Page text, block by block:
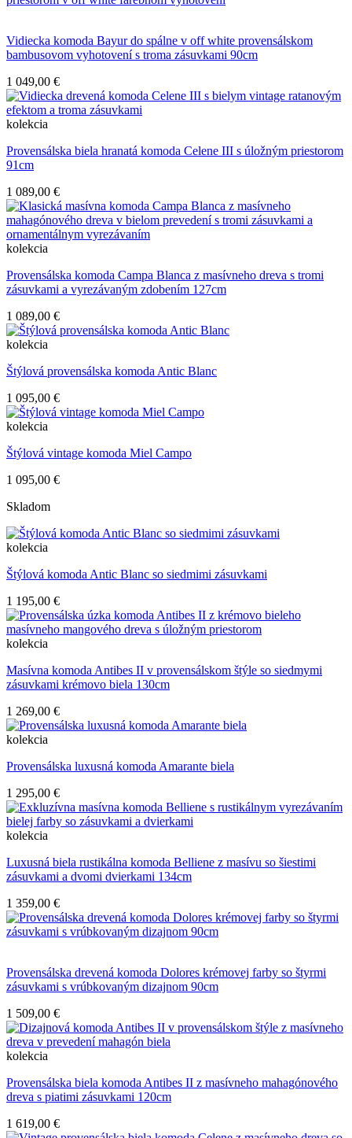
Vidiecka komoda Bayur do spálne v off white provensálskom
bambusovom vyhotovení s troma zásuvkami 90cm
1 049,00 €
kolekcia
Provensálska biela hranatá komoda Celene III s úložným priestorom
91cm
1 089,00 €
kolekcia
Provensálska komoda Campa Blanca z masívneho dreva s tromi
zásuvkami a vyrezávaným zdobením 127cm
1 089,00 €
kolekcia
Štýlová provensálska komoda Antic Blanc
1 095,00 €
kolekcia
Štýlová vintage komoda Miel Campo
1 095,00 €
Skladom
kolekcia
Štýlová komoda Antic Blanc so siedmimi zásuvkami
1 195,00 €
kolekcia
Masívna komoda Antibes II v provensálskom štýle so siedmymi
zásuvkami krémovo biela 130cm
1 269,00 €
kolekcia
Provensálska luxusná komoda Amarante biela
1 295,00 €
kolekcia
Luxusná biela rustikálna komoda Belliene z masívu so šiestimi
zásuvkami a dvomi dvierkami 134cm
1 359,00 €
Provensálska drevená komoda Dolores krémovej farby so štyrmi
zásuvkami s vrúbkovaným dizajnom 90cm
1 509,00 €
kolekcia
Provensálska biela komoda Antibes II z masívneho mahagónového
dreva s piatimi zásuvkami 120cm
1 619,00 €